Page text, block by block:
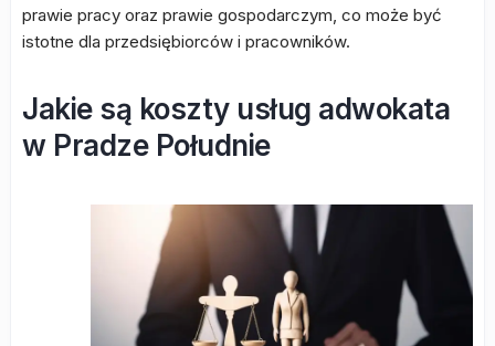
prawie pracy oraz prawie gospodarczym, co może być
istotne dla przedsiębiorców i pracowników.
Jakie są koszty usług adwokata
w Pradze Południe